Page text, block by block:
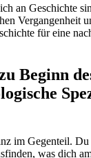
an Geschichte
Vergangenheit
für eine
Beginn
im Gegenteil. Du
was dich